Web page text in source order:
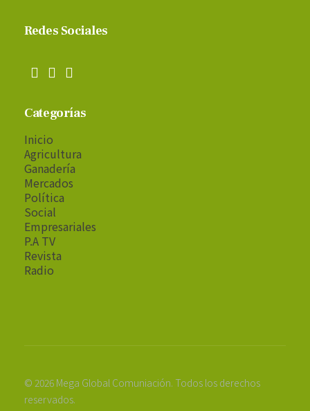
Redes Sociales
Categorías
Inicio
Agricultura
Ganadería
Mercados
Política
Social
Empresariales
P.A TV
Revista
Radio
© 2026 Mega Global Comuniación. Todos los derechos
reservados.